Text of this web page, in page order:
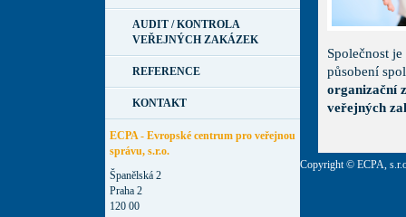
AUDIT / KONTROLA
VEŘEJNÝCH ZAKÁZEK
REFERENCE
KONTAKT
ECPA - Evropské centrum pro veřejnou
správu, s.r.o.
Španělská 2
Praha 2
120 00
Společnost
působení
organizační
veřejných
Copyright © ECPA,